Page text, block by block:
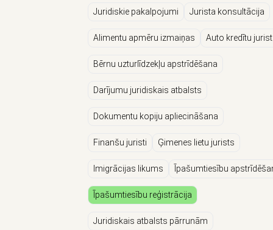
Juridiskie pakalpojumi Jurista konsultācija
Alimentu apmēru izmaiņas Auto kredītu
Bērnu uzturlīdzekļu apstrīdēšana
Darījumu juridiskais atbalsts
Dokumentu kopiju apliecināšana
Finanšu juristi Ģimenes lietu jurists
Imigrācijas likums Īpašumtiesību
Īpašumtiesību reģistrācija
Juridiskais atbalsts pārrunām